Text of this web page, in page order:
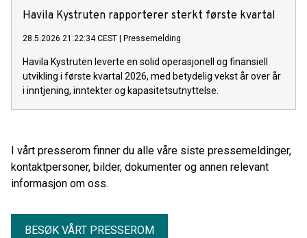
Havila Kystruten rapporterer sterkt første kvartal
28.5.2026 21:22:34 CEST Pressemelding
Havila Kystruten leverte en solid operasjonell og finansiell
utvikling i første kvartal 2026, med betydelig vekst år over år
i inntjening, inntekter og kapasitetsutnyttelse.
I vårt presserom finner du alle våre siste pressemeldinger,
kontaktpersoner, bilder, dokumenter og annen relevant
informasjon om oss.
BESØK VÅRT PRESSEROM